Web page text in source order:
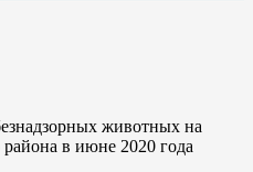
животных на
в июне 2020 года